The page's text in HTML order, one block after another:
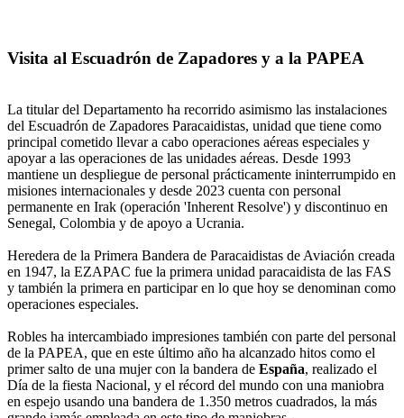
Visita al Escuadrón de Zapadores y a la PAPEA
La titular del Departamento ha recorrido asimismo las instalaciones
del Escuadrón de Zapadores Paracaidistas, unidad que tiene como
principal cometido llevar a cabo operaciones aéreas especiales y
apoyar a las operaciones de las unidades aéreas. Desde 1993
mantiene un despliegue de personal prácticamente ininterrumpido en
misiones internacionales y desde 2023 cuenta con personal
permanente en Irak (operación 'Inherent Resolve') y discontinuo en
Senegal, Colombia y de apoyo a Ucrania.
Heredera de la Primera Bandera de Paracaidistas de Aviación creada
en 1947, la EZAPAC fue la primera unidad paracaidista de las FAS
y también la primera en participar en lo que hoy se denominan como
operaciones especiales.
Robles ha intercambiado impresiones también con parte del personal
de la PAPEA, que en este último año ha alcanzado hitos como el
primer salto de una mujer con la bandera de España, realizado el
Día de la fiesta Nacional, y el récord del mundo con una maniobra
en espejo usando una bandera de 1.350 metros cuadrados, la más